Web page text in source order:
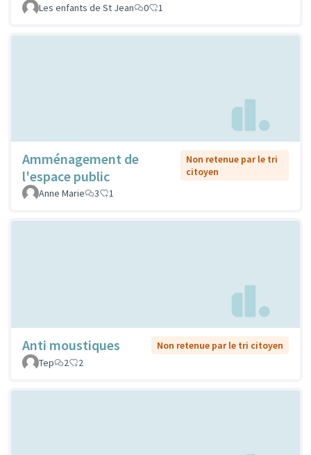
Les enfants de St Jean
0 1
Amménagement de
l'espace public
Non retenue par le tri
citoyen
Anne Marie
3 1
Anti moustiques
Non retenue par le tri citoyen
Tep
2 2